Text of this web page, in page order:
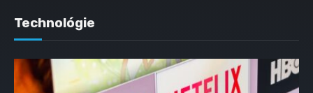
Technológie